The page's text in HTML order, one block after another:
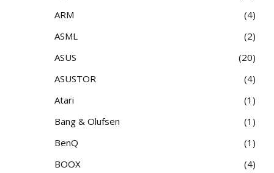
ARM
4
ASML
2
ASUS
20
ASUSTOR
4
Atari
1
Bang & Olufsen
1
BenQ
1
BOOX
4